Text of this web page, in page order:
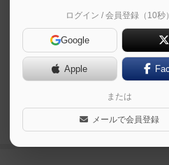
インストやゲーム
ートという形にし
レイヤーは「[1]喜び
士は「[15]サンセッ
天文台」からそれ
線】プレイヤーと
エリアを互い...
ログイン / 会員登録（10秒）
Google
Apple
または
メールで会員登録